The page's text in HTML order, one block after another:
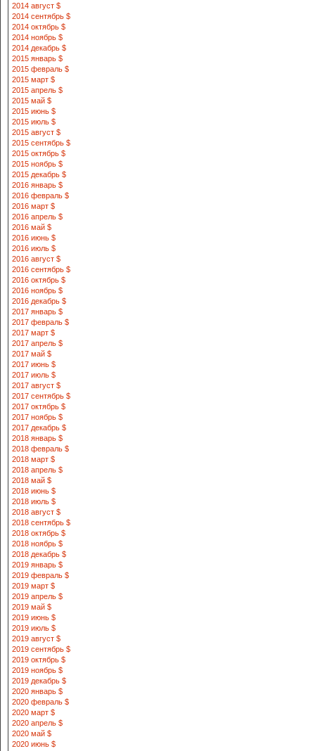
2014 август $
2014 сентябрь $
2014 октябрь $
2014 ноябрь $
2014 декабрь $
2015 январь $
2015 февраль $
2015 март $
2015 апрель $
2015 май $
2015 июнь $
2015 июль $
2015 август $
2015 сентябрь $
2015 октябрь $
2015 ноябрь $
2015 декабрь $
2016 январь $
2016 февраль $
2016 март $
2016 апрель $
2016 май $
2016 июнь $
2016 июль $
2016 август $
2016 сентябрь $
2016 октябрь $
2016 ноябрь $
2016 декабрь $
2017 январь $
2017 февраль $
2017 март $
2017 апрель $
2017 май $
2017 июнь $
2017 июль $
2017 август $
2017 сентябрь $
2017 октябрь $
2017 ноябрь $
2017 декабрь $
2018 январь $
2018 февраль $
2018 март $
2018 апрель $
2018 май $
2018 июнь $
2018 июль $
2018 август $
2018 сентябрь $
2018 октябрь $
2018 ноябрь $
2018 декабрь $
2019 январь $
2019 февраль $
2019 март $
2019 апрель $
2019 май $
2019 июнь $
2019 июль $
2019 август $
2019 сентябрь $
2019 октябрь $
2019 ноябрь $
2019 декабрь $
2020 январь $
2020 февраль $
2020 март $
2020 апрель $
2020 май $
2020 июнь $